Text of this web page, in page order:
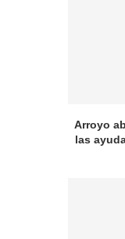
Arroyo
las